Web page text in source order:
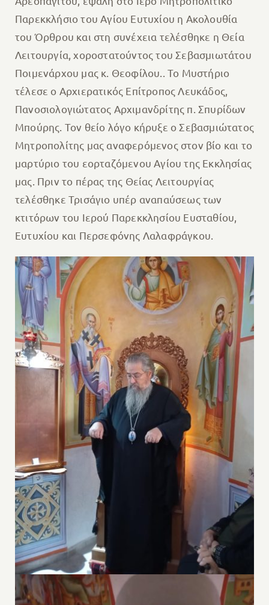
Παρεκκλήσιο του Αγίου Ευτυχίου η Ακολουθία
του Όρθρου και στη συνέχεια τελέσθηκε η Θεία
Λειτουργία, χοροστατούντος του Σεβασμιωτάτου
Ποιμενάρχου μας κ. Θεοφίλου.. Το Μυστήριο
τέλεσε ο Αρχιερατικός Επίτροπος Λευκάδος,
Πανοσιολογιώτατος Αρχιμανδρίτης π. Σπυρίδων
Μπούρης. Τον θείο λόγο κήρυξε ο Σεβασμιώτατος
Μητροπολίτης μας αναφερόμενος στον βίο και το
μαρτύριο του εορταζόμενου Αγίου της Εκκλησίας
μας. Πριν το πέρας της Θείας Λειτουργίας
τελέσθηκε Τρισάγιο υπέρ αναπαύσεως των
κτιτόρων του Ιερού Παρεκκλησίου Ευσταθίου,
Ευτυχίου και Περσεφόνης Λαλαφράγκου.